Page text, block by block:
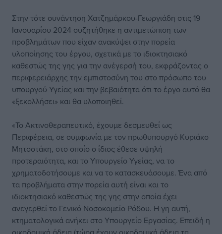
Στην τότε συνάντηση Χατζημάρκου-Γεωργιάδη στις 19
Ιανουαρίου 2024 συζητήθηκε η αντιμετώπιση των
προβλημάτων που είχαν ανακύψει στην πορεία
υλοποίησης του έργου, σχετικά με το ιδιοκτησιακό
καθεστώς της γης για την ανέγερσή του, εκφράζοντας ο
περιφερειάρχης την εμπιστοσύνη του στο πρόσωπο του
υπουργού Υγείας και την βεβαιότητα ότι το έργο αυτό θα
«ξεκολλήσει» και θα υλοποιηθεί.
«Το Ακτινοθεραπευτικό, έχουμε δεσμευθεί ως
Περιφέρεια, σε συμφωνία με τον πρωθυπουργό Κυριάκο
Μητσοτάκη, στο οποίο ο ίδιος έθεσε υψηλή
προτεραιότητα, και το Υπουργείο Υγείας, να το
χρηματοδοτήσουμε και να το κατασκευάσουμε. Ένα από
τα προβλήματα στην πορεία αυτή είναι και το
ιδιοκτησιακό καθεστώς της γης στην οποία έχει
ανεγερθεί το Γενικό Νοσοκομείο Ρόδου. Η γη αυτή,
κτηματολογικά ανήκει στο Υπουργείο Εργασίας. Επειδή η